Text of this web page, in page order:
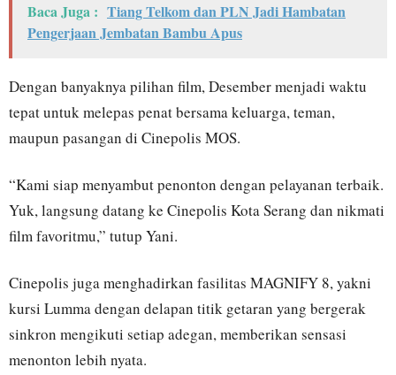
Baca Juga : Tiang Telkom dan PLN Jadi Hambatan
Pengerjaan Jembatan Bambu Apus
Dengan banyaknya pilihan film, Desember menjadi waktu
tepat untuk melepas penat bersama keluarga, teman,
maupun pasangan di Cinepolis MOS.
“Kami siap menyambut penonton dengan pelayanan terbaik.
Yuk, langsung datang ke Cinepolis Kota Serang dan nikmati
film favoritmu,” tutup Yani.
Cinepolis juga menghadirkan fasilitas MAGNIFY 8, yakni
kursi Lumma dengan delapan titik getaran yang bergerak
sinkron mengikuti setiap adegan, memberikan sensasi
menonton lebih nyata.